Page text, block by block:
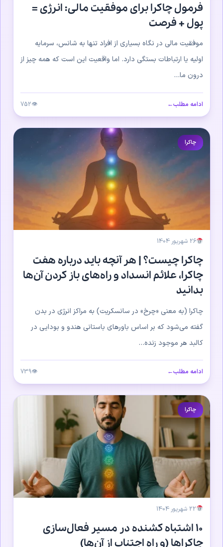
فرمول چاکرا برای موفقیت مالی: انرژی =
پول + فرصت
موفقیت مالی در نگاه بسیاری از افراد تنها به شانس، سرمایه
اولیه یا ارتباطات بستگی دارد. اما واقعیت این است که همه چیز از
درون ما...
ادامه مطلب←
👁
752
چاکرا
26 شهریور 1404
چاکرا چیست؟ | هر آنچه باید درباره هفت
چاکرا، علائم انسداد و راه‌های باز کردن آن‌ها
بدانید
چاکرا (به معنی «چرخ» در سانسکریت) به مراکز انرژی در بدن
گفته می‌شود که بر اساس باورهای باستانی هندو و بودایی در
کالبد هر موجود زنده...
ادامه مطلب←
👁
739
چاکرا
22 شهریور 1404
۱۰ اشتباه کشنده در مسیر فعال‌سازی
چاکراها (و راه اجتناب از آن‌ها)